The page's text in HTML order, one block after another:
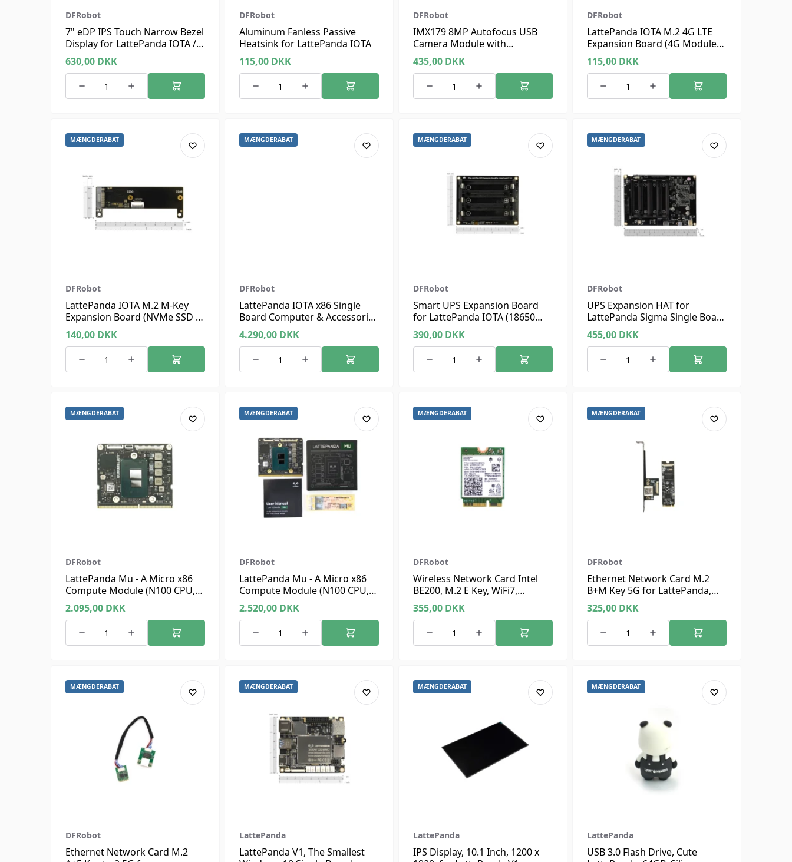
DFRobot
7" eDP IPS Touch Narrow Bezel
Display for LattePanda IOTA /
LattePanda 3 Delta
630,00 DKK
DFRobot
Aluminum Fanless Passive
Heatsink for LattePanda IOTA
115,00 DKK
DFRobot
IMX179 8MP Autofocus USB
Camera Module with
Microphone for Raspberry Pi/
NVIDIA / LattePanda
435,00 DKK
DFRobot
LattePanda IOTA M.2 4G LTE
Expansion Board (4G Module
Not Included)
115,00 DKK
MÆNGDERABAT
DFRobot
LattePanda IOTA M.2 M-Key
Expansion Board (NVMe SSD &
AI Accel)
140,00 DKK
MÆNGDERABAT
DFRobot
LattePanda IOTA x86 Single
Board Computer & Accessories
Kit
4.290,00 DKK
MÆNGDERABAT
DFRobot
Smart UPS Expansion Board
for LattePanda IOTA (18650
Battery)
390,00 DKK
MÆNGDERABAT
DFRobot
UPS Expansion HAT for
LattePanda Sigma Single Board
Computer
455,00 DKK
MÆNGDERABAT
DFRobot
LattePanda Mu - A Micro x86
Compute Module (N100 CPU,
16GB RAM, 64GB eMMC)
2.095,00 DKK
MÆNGDERABAT
DFRobot
LattePanda Mu - A Micro x86
Compute Module (N100 CPU,
8GB RAM, 64GB eMMC) with
Win11 Enterprise License
2.520,00 DKK
MÆNGDERABAT
DFRobot
Wireless Network Card Intel
BE200, M.2 E Key, WiFi7,
Bluetooth 5.4, for LattePanda
Sigma
355,00 DKK
MÆNGDERABAT
DFRobot
Ethernet Network Card M.2
B+M Key 5G for LattePanda,
Supports Windows 10, 11,
Linux.
325,00 DKK
MÆNGDERABAT
DFRobot
Ethernet Network Card M.2
MÆNGDERABAT
LattePanda
LattePanda V1, The Smallest
MÆNGDERABAT
LattePanda
IPS Display, 10.1 Inch, 1200 x
MÆNGDERABAT
LattePanda
USB 3.0 Flash Drive, Cute